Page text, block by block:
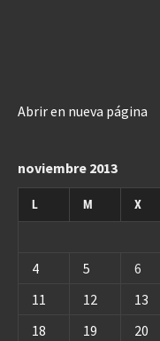
Abrir en nueva página
noviembre 2013
L M X
4
5 6
11
12 13
18
19 20